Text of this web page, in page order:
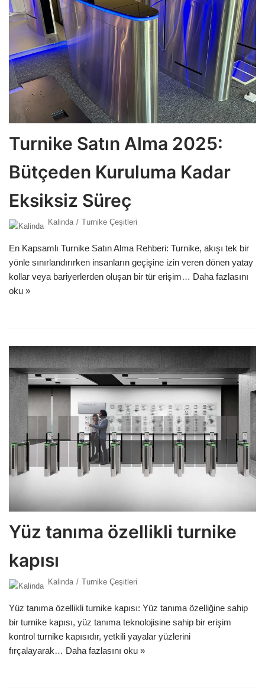
Turnike Satın Alma 2025:
Bütçeden Kuruluma Kadar
Eksiksiz Süreç
Kalinda Turnike Çeşitleri
En Kapsamlı Turnike Satın Alma Rehberi: Turnike, akışı tek bir
yönle sınırlandırırken insanların geçişine izin veren dönen yatay
kollar veya bariyerlerden oluşan bir tür erişim… Daha fazlasını
oku »
Yüz tanıma özellikli turnike
kapısı
Kalinda Turnike Çeşitleri
Yüz tanıma özellikli turnike kapısı: Yüz tanıma özelliğine sahip
bir turnike kapısı, yüz tanıma teknolojisine sahip bir erişim
kontrol turnike kapısıdır, yetkili yayalar yüzlerini
fırçalayarak… Daha fazlasını oku »